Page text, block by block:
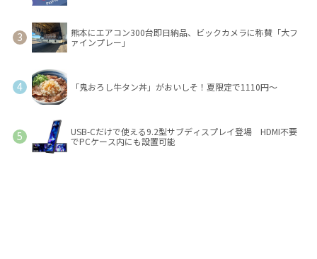
熊本にエアコン300台即日納品、ビックカメラに称賛「大フ
ァインプレー」
「鬼おろし牛タン丼」がおいしそ！夏限定で1110円～
USB-Cだけで使える9.2型サブディスプレイ登場 HDMI不要
でPCケース内にも設置可能